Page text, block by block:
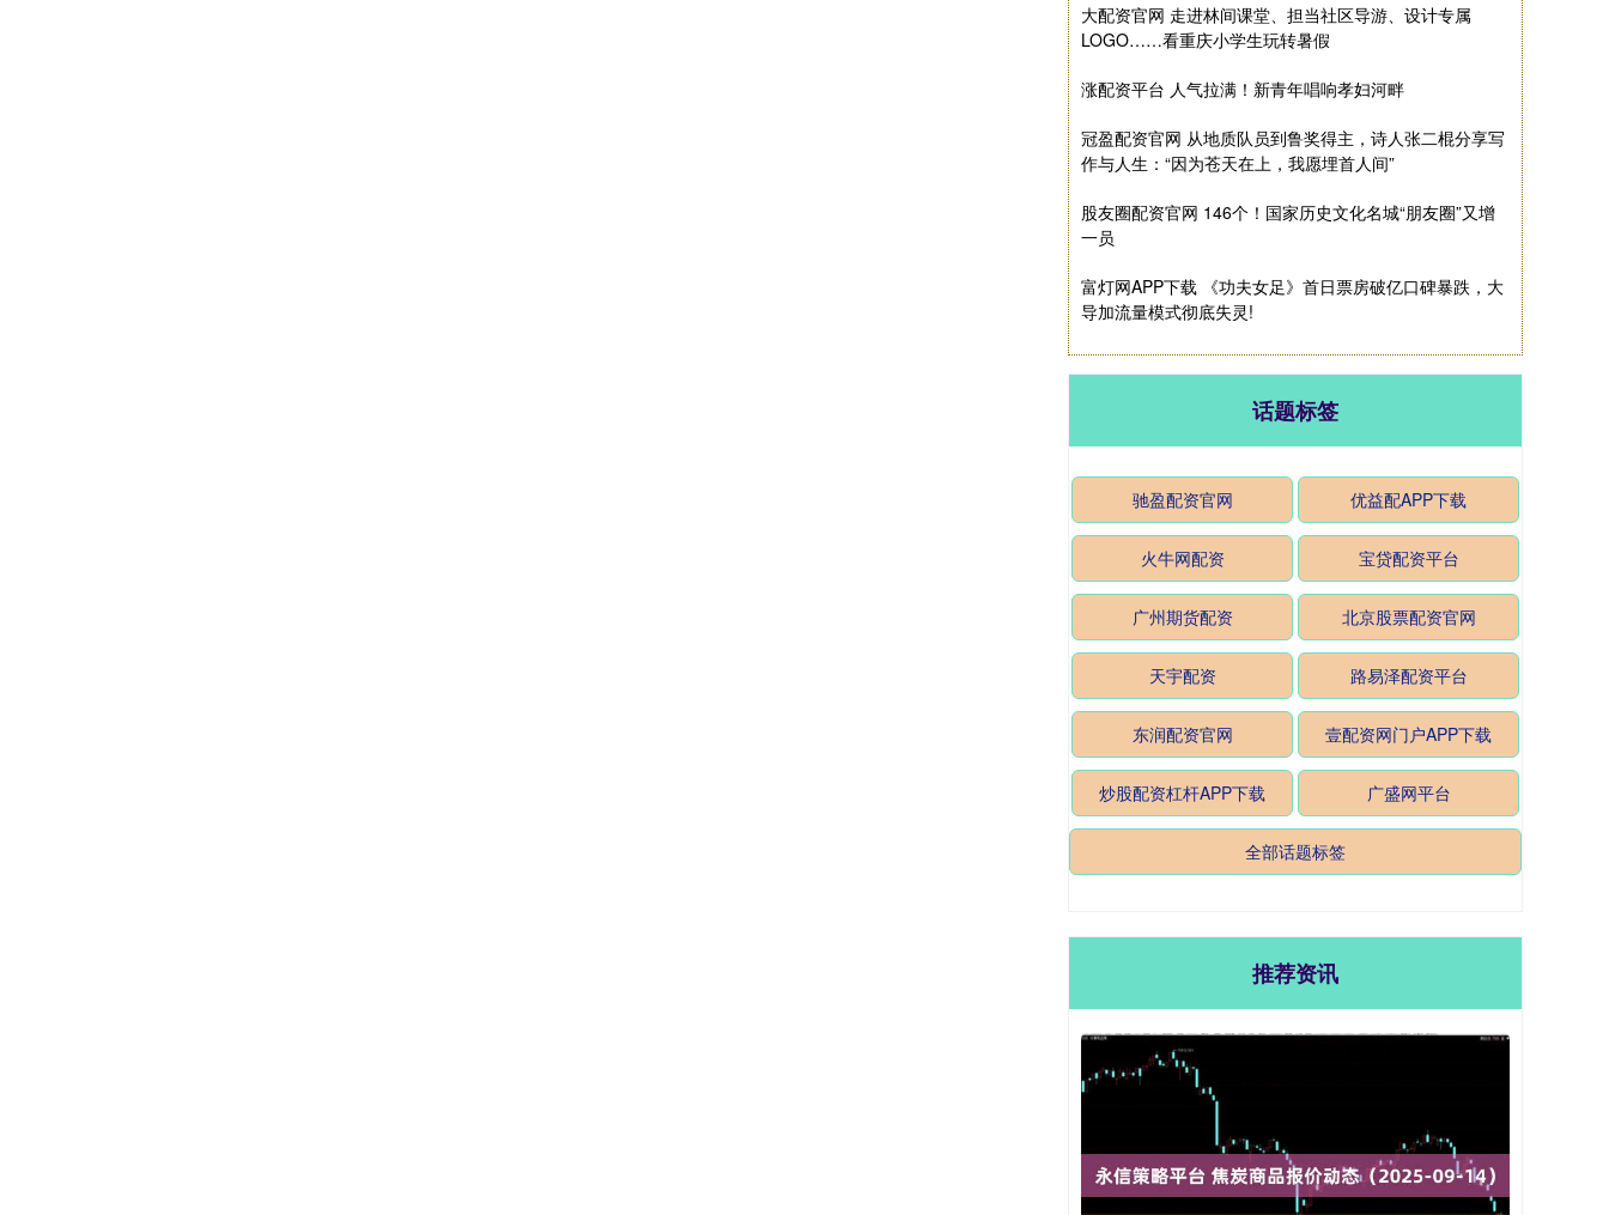
大配资官网 走进林间课堂、担当社区导游、设计专属
LOGO……看重庆小学生玩转暑假
涨配资平台 人气拉满！新青年唱响孝妇河畔
冠盈配资官网 从地质队员到鲁奖得主，诗人张二棍分享写
作与人生：“因为苍天在上，我愿埋首人间”
股友圈配资官网 146个！国家历史文化名城“朋友圈”又增
一员
富灯网APP下载 《功夫女足》首日票房破亿口碑暴跌，大
导加流量模式彻底失灵!
话题标签
驰盈配资官网 优益配APP下载
火牛网配资 宝贷配资平台
广州期货配资 北京股票配资官网
天宇配资 路易泽配资平台
东润配资官网 壹配资网门户APP下载
炒股配资杠杆APP下载 广盛网平台
全部话题标签
推荐资讯